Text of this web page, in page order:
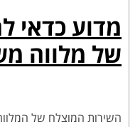
מדוע כדאי
של מלווה
השירות המוצלח של